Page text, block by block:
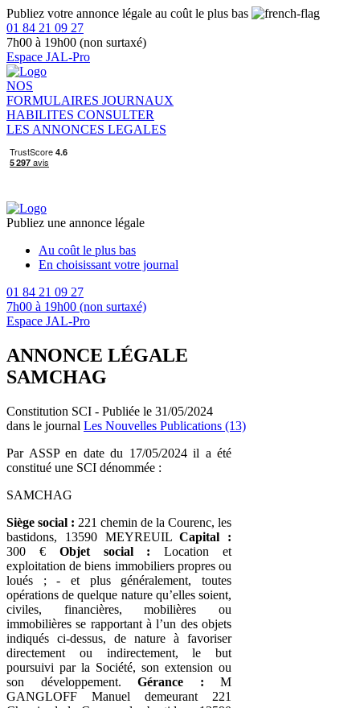
Publiez votre annonce légale au coût le plus bas
01 84 21 09 27
7h00 à 19h00 (non surtaxé)
Espace JAL-Pro
NOS
FORMULAIRES JOURNAUX
HABILITES CONSULTER
LES ANNONCES LEGALES
Publiez une annonce légale
Au coût le plus bas
En choisissant votre journal
01 84 21 09 27
7h00 à 19h00 (non surtaxé)
Espace JAL-Pro
ANNONCE LÉGALE
SAMCHAG
Constitution SCI - Publiée le 31/05/2024
dans le journal Les Nouvelles Publications (13)
Par ASSP en date du 17/05/2024 il a été
constitué une SCI dénommée :
SAMCHAG
Siège social : 221 chemin de la Courenc, les
bastidons, 13590 MEYREUILCapital :
300 € Objet social : Location et
exploitation de biens immobiliers propres ou
loués ; - et plus généralement, toutes
opérations de quelque nature qu’elles soient,
civiles, financières, mobilières ou
immobilières se rapportant à l’un des objets
indiqués ci-dessus, de nature à favoriser
directement ou indirectement, le but
poursuivi par la Société, son extension ou
son développement. Gérance : M
GANGLOFF Manuel demeurant 221